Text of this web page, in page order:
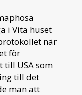
i Vita huset
när
för
till USA som
till det
man att